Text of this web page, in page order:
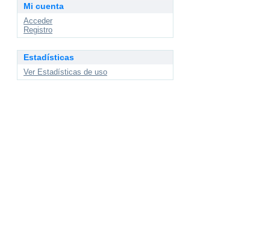
Mi cuenta
Acceder
Registro
Estadísticas
Ver Estadísticas de uso